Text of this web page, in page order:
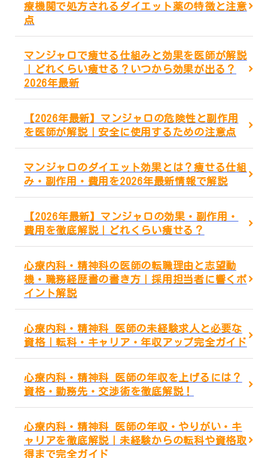
療機関で処方されるダイエット薬の特徴と注意
点
マンジャロで痩せる仕組みと効果を医師が解説
｜どれくらい痩せる？いつから効果が出る？
2026年最新
【2026年最新】マンジャロの危険性と副作用
を医師が解説｜安全に使用するための注意点
マンジャロのダイエット効果とは？痩せる仕組
み・副作用・費用を2026年最新情報で解説
【2026年最新】マンジャロの効果・副作用・
費用を徹底解説｜どれくらい痩せる？
心療内科・精神科の医師の転職理由と志望動
機・職務経歴書の書き方｜採用担当者に響くポ
イント解説
心療内科・精神科 医師の未経験求人と必要な
資格｜転科・キャリア・年収アップ完全ガイド
心療内科・精神科 医師の年収を上げるには？
資格・勤務先・交渉術を徹底解説！
心療内科・精神科 医師の年収・やりがい・キ
ャリアを徹底解説｜未経験からの転科や資格取
得まで完全ガイド